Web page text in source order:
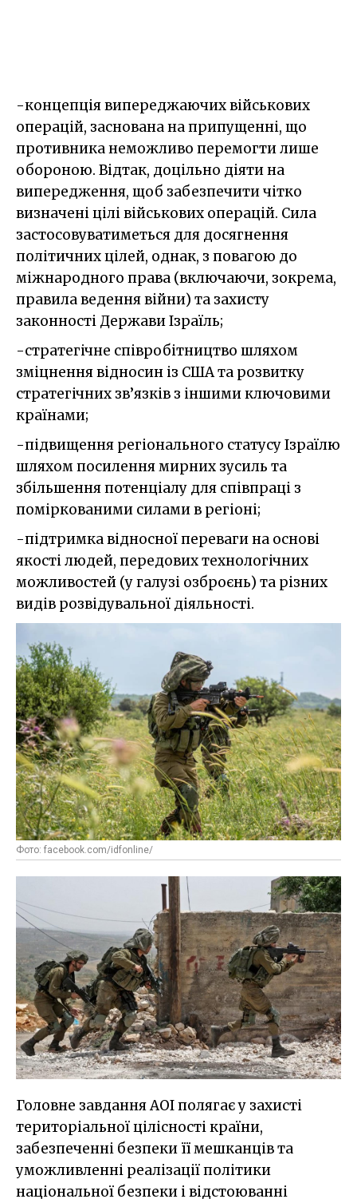
-концепція випереджаючих військових
операцій, заснована на припущенні, що
противника неможливо перемогти лише
обороною. Відтак, доцільно діяти на
випередження, щоб забезпечити чітко
визначені цілі військових операцій. Сила
застосовуватиметься для досягнення
політичних цілей, однак, з повагою до
міжнародного права (включаючи, зокрема,
правила ведення війни) та захисту
законності Держави Ізраїль;
-стратегічне співробітництво шляхом
зміцнення відносин із США та розвитку
стратегічних зв’язків з іншими ключовими
країнами;
-підвищення регіонального статусу Ізраїлю
шляхом посилення мирних зусиль та
збільшення потенціалу для співпраці з
поміркованими силами в регіоні;
-підтримка відносної переваги на основі
якості людей, передових технологічних
можливостей (у галузі озброєнь) та різних
видів розвідувальної діяльності.
Фото: facebook.com/idfonline/
Головне завдання АОІ полягає у захисті
територіальної цілісності країни,
забезпеченні безпеки її мешканців та
уможливленні реалізації політики
національної безпеки і відстоюванні